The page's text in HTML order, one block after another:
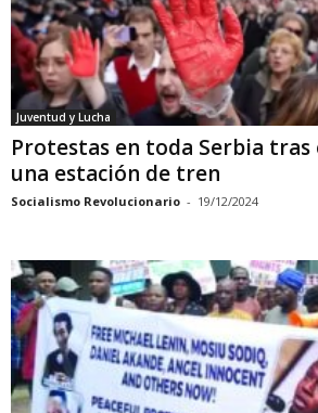
Juventud y Lucha
Protestas en toda Serbia tras
una estación de tren
Socialismo Revolucionario - 19/12/2024